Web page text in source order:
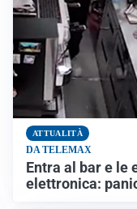
ATTUALITÀ
DA TELEMAX
Entra al bar e le
elettronica: